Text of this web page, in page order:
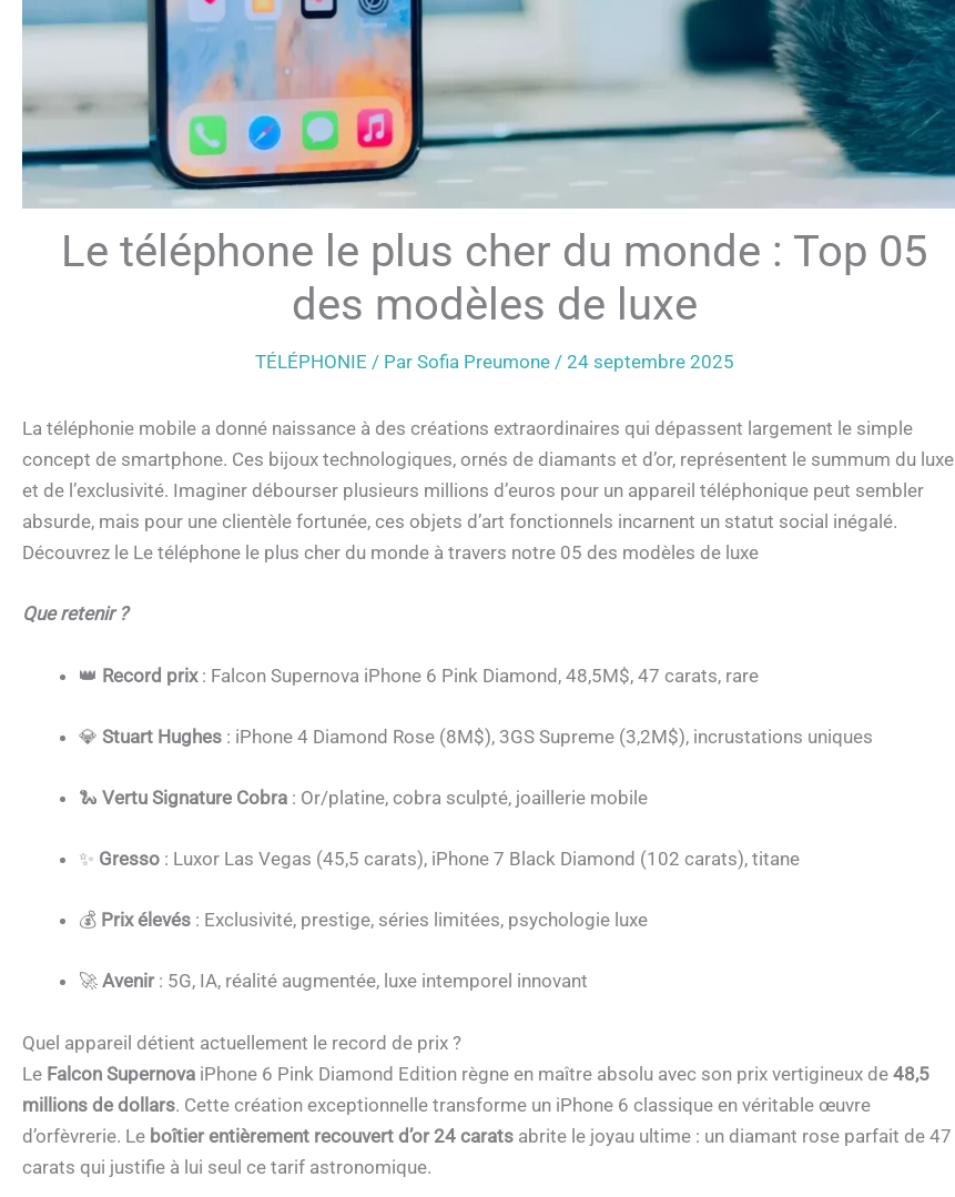
Le téléphone le plus cher du monde : Top 05
des modèles de luxe
TÉLÉPHONIE / Par Sofia Preumone / 24 septembre 2025
La téléphonie mobile a donné naissance à des créations extraordinaires qui dépassent largement le simple
concept de smartphone. Ces bijoux technologiques, ornés de diamants et d’or, représentent le summum du luxe
et de l’exclusivité. Imaginer débourser plusieurs millions d’euros pour un appareil téléphonique peut sembler
absurde, mais pour une clientèle fortunée, ces objets d’art fonctionnels incarnent un statut social inégalé.
Découvrez le Le téléphone le plus cher du monde à travers notre 05 des modèles de luxe
Que retenir ?
👑 Record prix: Falcon Supernova iPhone 6 Pink Diamond, 48,5M$, 47 carats, rare
💎 Stuart Hughes : iPhone 4 Diamond Rose (8M$), 3GS Supreme (3,2M$), incrustations uniques
🐍 Vertu Signature Cobra : Or/platine, cobra sculpté, joaillerie mobile
✨ Gresso : Luxor Las Vegas (45,5 carats), iPhone 7 Black Diamond (102 carats), titane
💰 Prix élevés : Exclusivité, prestige, séries limitées, psychologie luxe
🚀 Avenir: 5G, IA, réalité augmentée, luxe intemporel innovant
Quel appareil détient actuellement le record de prix ?
Le Falcon Supernova iPhone 6 Pink Diamond Edition règne en maître absolu avec son prix vertigineux de 48,5
millions de dollars. Cette création exceptionnelle transforme un iPhone 6 classique en véritable œuvre
d’orfèvrerie. Le boîtier entièrement recouvert d’or 24 carats abrite le joyau ultime : un diamant rose parfait de 47
carats qui justifie à lui seul ce tarif astronomique.